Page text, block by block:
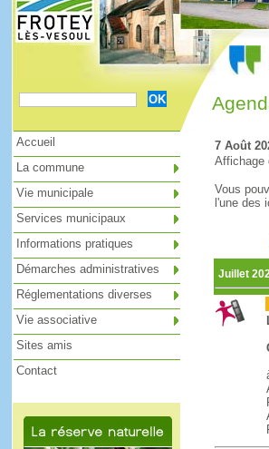
7 Août
Affichage
Vous
l'une des
Juillet
Accueil
La commune
Vie municipale
Services municipaux
Informations pratiques
Démarches administratives
Réglementations diverses
Vie associative
Sites amis
Contact